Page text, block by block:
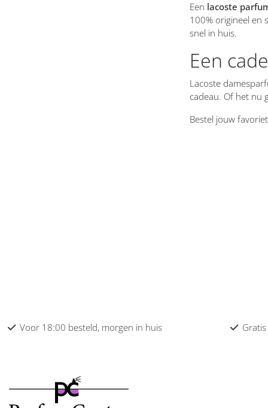
Een lacoste
100% origineel en
snel in huis.
Een
Lacoste
cadeau. Of het nu
Bestel jouw
Etat Libre D’Orange dames
Ferragamo dames
Voor 18:00 besteld, morgen in huis